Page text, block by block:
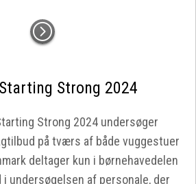
Strong 2024
Starting Strong 2024 undersøger
på tværs af både vuggestuer
deltager kun i børnehavedelen
i undersøgelsen af personale, der